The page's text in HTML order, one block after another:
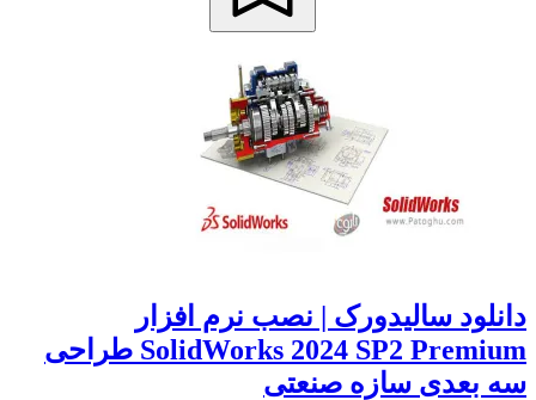
دانلود سالیدورک | نصب نرم افزار
SolidWorks 2024 SP2 Premium طراحی
سه بعدی سازه صنعتی